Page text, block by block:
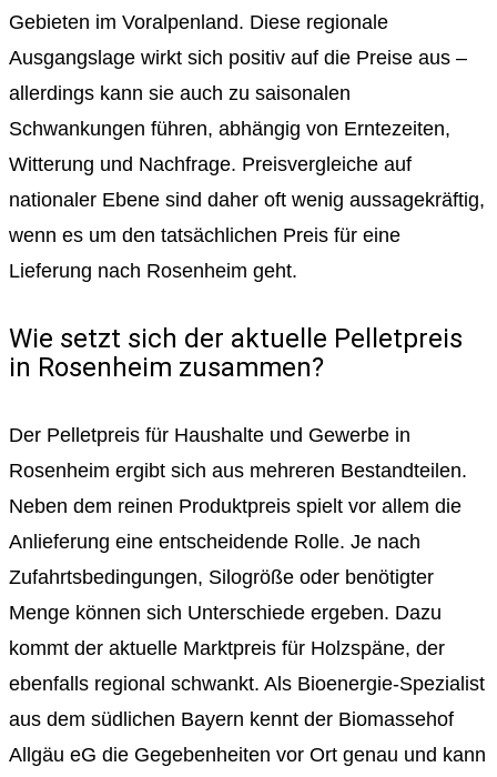
Gebieten im Voralpenland. Diese regionale
Ausgangslage wirkt sich positiv auf die Preise aus –
allerdings kann sie auch zu saisonalen
Schwankungen führen, abhängig von Erntezeiten,
Witterung und Nachfrage. Preisvergleiche auf
nationaler Ebene sind daher oft wenig aussagekräftig,
wenn es um den tatsächlichen Preis für eine
Lieferung nach Rosenheim geht.
Wie setzt sich der aktuelle Pelletpreis
in Rosenheim zusammen?
Der Pelletpreis für Haushalte und Gewerbe in
Rosenheim ergibt sich aus mehreren Bestandteilen.
Neben dem reinen Produktpreis spielt vor allem die
Anlieferung eine entscheidende Rolle. Je nach
Zufahrtsbedingungen, Silogröße oder benötigter
Menge können sich Unterschiede ergeben. Dazu
kommt der aktuelle Marktpreis für Holzspäne, der
ebenfalls regional schwankt. Als Bioenergie-Spezialist
aus dem südlichen Bayern kennt der Biomassehof
Allgäu eG die Gegebenheiten vor Ort genau und kann